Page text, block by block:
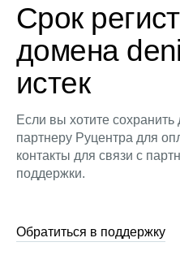
Срок
домена
истек
Если вы хотите
партнеру Руцентра для
контакты для связи с
поддержки.
Обратиться в поддержку